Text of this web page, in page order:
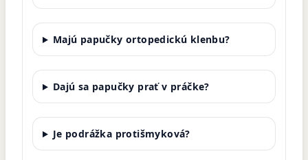
Majú papučky ortopedickú klenbu?
Dajú sa papučky prať v práčke?
Je podrážka protišmyková?